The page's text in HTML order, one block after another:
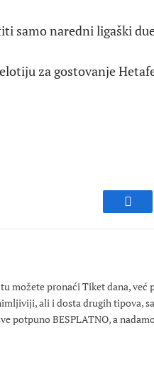
samo naredni ligaški
za gostovanje
možete pronaći Tiket dana,
ali i dosta drugih tipova,
potpuno BESPLATNO, a